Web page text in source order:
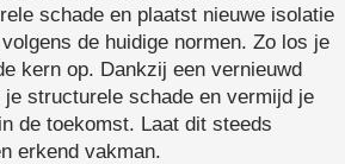
schade en plaatst nieuwe isolatie
de huidige normen. Zo los je
kern op. Dankzij een vernieuwd
structurele schade en vermijd je
de toekomst. Laat dit steeds
erkend vakman.